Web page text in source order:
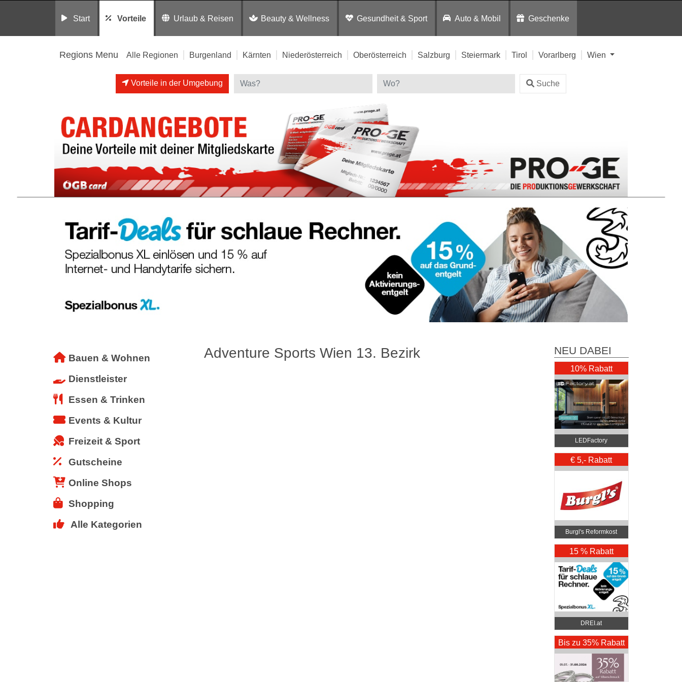
Start Vorteile Urlaub & Reisen Beauty & Wellness Gesundheit & Sport Auto & Mobil Geschenke
Regions Menu Alle Regionen Burgenland Kärnten Niederösterreich Oberösterreich Salzburg Steiermark Tirol Vorarlberg Wien
Vorteile in der Umgebung Suche
Bauen & Wohnen
Dienstleister
Essen & Trinken
Events & Kultur
Freizeit & Sport
Gutscheine
Online Shops
Shopping
Alle Kategorien
Adventure Sports Wien 13. Bezirk NEU DABEI
10% Rabatt
LEDFactory
€ 5,- Rabatt
Burgl's Reformkost
15 % Rabatt
DREI.at
Bis zu 35% Rabatt